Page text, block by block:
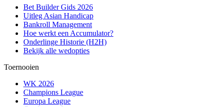
Bet Builder Gids 2026
Uitleg Asian Handicap
Bankroll Management
Hoe werkt een Accumulator?
Onderlinge Historie (H2H)
Bekijk alle wedopties
Toernooien
WK 2026
Champions League
Europa League